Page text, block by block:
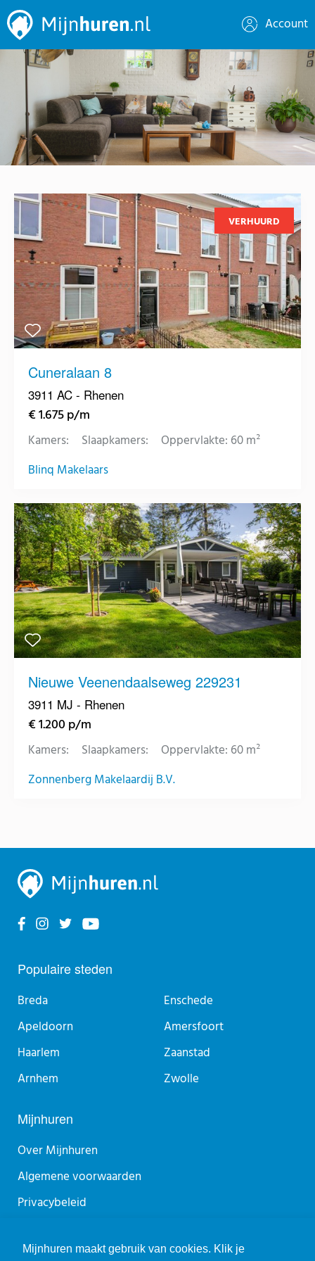
Mijnhuren maakt gebruik van cookies. Klik je
Account
VERHUURD
Cuneralaan 8
3911 AC - Rhenen
€ 1.675 p/m
Kamers: Slaapkamers:
Oppervlakte: 60 m²
Blinq Makelaars
Nieuwe Veenendaalseweg 229231
3911 MJ - Rhenen
€ 1.200 p/m
Kamers: Slaapkamers:
Oppervlakte: 60 m²
Zonnenberg Makelaardij B.V.
Populaire steden
Breda
Apeldoorn
Haarlem
Arnhem
Enschede
Amersfoort
Zaanstad
Zwolle
Mijnhuren
Over Mijnhuren
Algemene voorwaarden
Privacybeleid